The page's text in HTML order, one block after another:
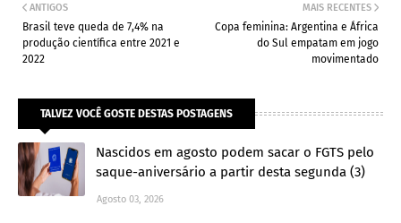
MAIS RECENTES
Copa feminina: Argentina e África
do Sul empatam em jogo
movimentado
ANTIGOS
Brasil teve queda de 7,4% na
produção científica entre 2021 e
2022
TALVEZ VOCÊ GOSTE DESTAS POSTAGENS
Nascidos em agosto podem sacar o FGTS pelo
saque-aniversário a partir desta segunda (3)
Agosto 03, 2026